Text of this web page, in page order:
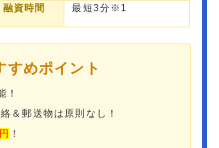
融資時間 最短3分※1
すめポイント
！
＆郵送物は原則なし！
！